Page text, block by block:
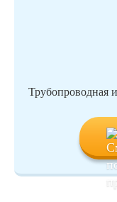
Трубопроводная